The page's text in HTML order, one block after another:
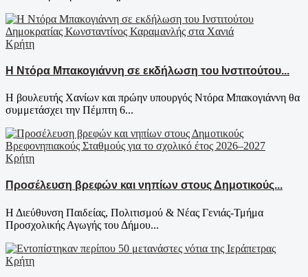
Κρήτη
Η Ντόρα Μπακογιάννη σε εκδήλωση του Ινστιτούτου...
Η βουλευτής Χανίων και πρώην υπουργός Ντόρα Μπακογιάννη θα
συμμετάσχει την Πέμπτη 6...
Κρήτη
Προσέλευση βρεφών και νηπίων στους Δημοτικούς...
Η Διεύθυνση Παιδείας, Πολιτισμού & Νέας Γενιάς-Τμήμα
Προσχολικής Αγωγής του Δήμου...
Κρήτη